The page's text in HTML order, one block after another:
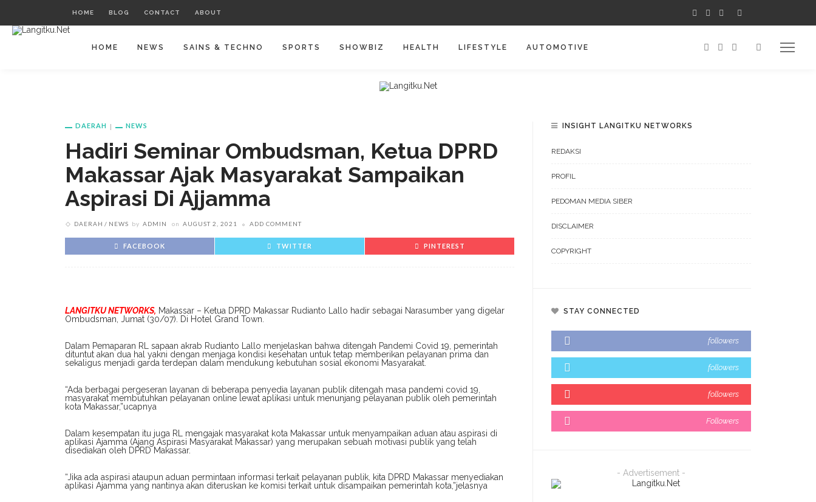
HOME BLOG CONTACT ABOUT
HOME NEWS SAINS & TECHNO SPORTS SHOWBIZ HEALTH LIFESTYLE AUTOMOTIVE
DAERAH NEWS
Hadiri Seminar Ombudsman, Ketua DPRD
Makassar Ajak Masyarakat Sampaikan
Aspirasi Di Ajjamma
DAERAH NEWS by ADMIN on AUGUST 2, 2021 ADD COMMENT
FACEBOOK TWITTER PINTEREST
LANGITKU NETWORKS, Makassar – Ketua DPRD Makassar Rudianto Lallo hadir sebagai Narasumber yang digelar
Ombudsman, Jumat (30/07). Di Hotel Grand Town.
Dalam Pemaparan RL sapaan akrab Rudianto Lallo menjelaskan bahwa ditengah Pandemi Covid 19, pemerintah
dituntut akan dua hal yakni dengan menjaga kondisi kesehatan untuk tetap memberikan pelayanan prima dan
sekaligus menjadi garda terdepan dalam mendukung kebutuhan sosial ekonomi Masyarakat.
“Ada berbagai pergeseran layanan di beberapa penyedia layanan publik ditengah masa pandemi covid 19,
masyarakat membutuhkan pelayanan online lewat aplikasi untuk menunjang pelayanan publik oleh pemerintah
kota Makassar,”ucapnya
Dalam kesempatan itu juga RL mengajak masyarakat kota Makassar untuk menyampaikan aduan atau aspirasi di
aplikasi Ajamma (Ajang Aspirasi Masyarakat Makassar) yang merupakan sebuah motivasi publik yang telah
disediakan oleh DPRD Makassar.
“Jika ada aspirasi ataupun aduan permintaan informasi terkait pelayanan publik, kita DPRD Makassar menyediakan
aplikasi Ajamma yang nantinya akan diteruskan ke komisi terkait untuk disampaikan pemerintah kota,”jelasnya
INSIGHT LANGITKU NETWORKS
REDAKSI
PROFIL
PEDOMAN MEDIA SIBER
DISCLAIMER
COPYRIGHT
STAY CONNECTED
followers
followers
followers
Followers
- Advertisement -